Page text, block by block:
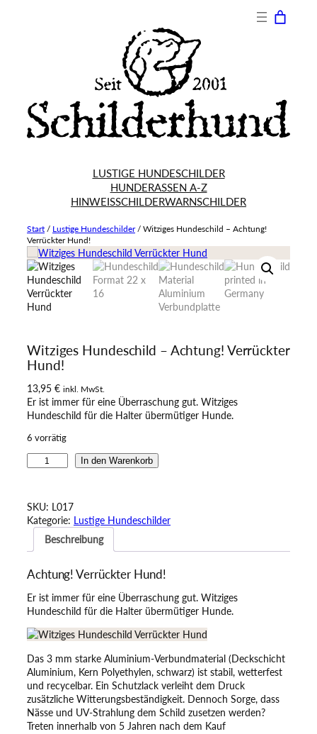
LUSTIGE HUNDESCHILDER
HUNDERASSEN A-Z
HINWEISSCHILDERWARNSCHILDER
Start / Lustige Hundeschilder/ Witziges Hundeschild – Achtung!
Verrückter Hund!
Witziges Hundeschild – Achtung! Verrückter
Hund!
13,95 € inkl. MwSt.
Er ist immer für eine Überraschung gut. Witziges
Hundeschild für die Halter übermütiger Hunde.
6 vorrätig
i
g
s
H
u
n
d
s
h
i
l
d
–
A
In den Warenkorb
SKU: L017
Kategorie: Lustige Hundeschilder
Beschreibung
Achtung! Verrückter Hund!
Er ist immer für eine Überraschung gut. Witziges
Hundeschild für die Halter übermütiger Hunde.
Das 3 mm starke Aluminium-Verbundmaterial (Deckschicht
Aluminium, Kern Polyethylen, schwarz) ist stabil, wetterfest
und recycelbar. Ein Schutzlack verleiht dem Druck
zusätzliche Witterungsbeständigkeit. Dennoch Sorge, dass
Nässe und UV-Strahlung dem Schild zusetzen werden?
Treten innerhalb von 5 Jahren nach dem Kauf